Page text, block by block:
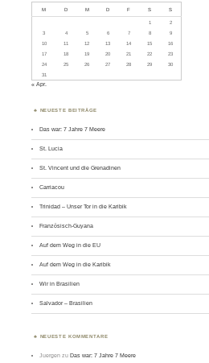
M D M D F S S
1
2
3
4 5 6 7 8
9
10
11 12 13 14 15
16
17
18 19 20 21 22
23
24
25 26 27 28 29
30
31
« Apr.
NEUESTE BEITRÄGE
Das war: 7 Jahre 7 Meere
St. Lucia
St. Vincent und die Grenadinen
Carriacou
Trinidad – Unser Tor in die Karibik
Französisch-Guyana
Auf dem Weg in die EU
Auf dem Weg in die Karibik
Wir in Brasilien
Salvador – Brasilien
NEUESTE KOMMENTARE
Juergen zuDas war: 7 Jahre 7 Meere